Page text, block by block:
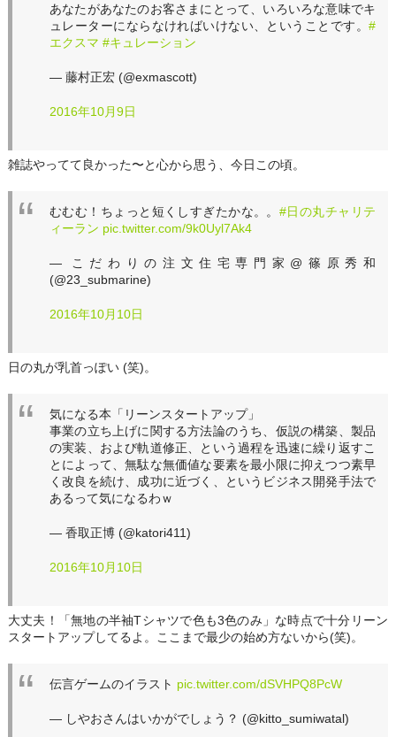
あなたがあなたのお客さまにとって、いろいろな意味でキ
ュレーターにならなければいけない、ということです。#
エクスマ #キュレーション
— 藤村正宏 (@exmascott)
2016年10月9日
雑誌やってて良かった〜と心から思う、今日この頃。
むむむ！ちょっと短くしすぎたかな。。 #日の丸チャリテ
ィーラン pic.twitter.com/9k0Uyl7Ak4
— こだわりの注文住宅専門家@篠原秀和
(@23_submarine)
2016年10月10日
日の丸が乳首っぽい (笑)。
気になる本「リーンスタートアップ」
事業の立ち上げに関する方法論のうち、仮説の構築、製品
の実装、および軌道修正、という過程を迅速に繰り返すこ
とによって、無駄な無価値な要素を最小限に抑えつつ素早
く改良を続け、成功に近づく、というビジネス開発手法で
あるって気になるわｗ
— 香取正博 (@katori411)
2016年10月10日
大丈夫！「無地の半袖Tシャツで色も3色のみ」な時点で十分リーン
スタートアップしてるよ。ここまで最少の始め方ないから(笑)。
伝言ゲームのイラスト pic.twitter.com/dSVHPQ8PcW
— しやおさんはいかがでしょう？ (@kitto_sumiwatal)